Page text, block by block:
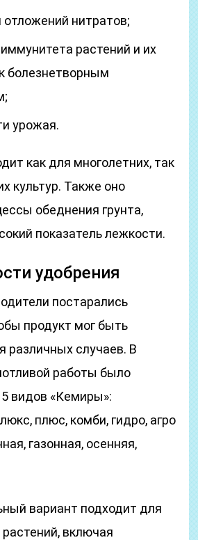
отложений нитратов;
растений и их
болезнетворным
урожая.
как для многолетних, так
культур. Также оно
обеднения грунта,
показатель лежкости.
удобрения
постарались
продукт мог быть
различных случаев. В
работы было
видов «Кемиры»:
плюс, комби, гидро, агро
газонная, осенняя,
вариант подходит для
включая